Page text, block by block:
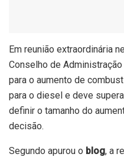
Em reunião extraordinária
Conselho de
para o aumento de
para o diesel e deve
definir o tamanho do
decisão.
Segundo apurou o blog, a